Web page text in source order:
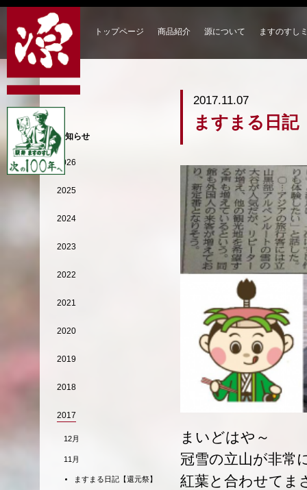
トップページ 商品紹介 源について ますのすし
2017.11.07
ますまる日記
まいどはや～
冠雪の立山が非常
紅葉と合わせてま
お知らせ
2026
2025
2024
2023
2022
2021
2020
2019
2018
2017
12月
11月
ますまる日記【還元祭】